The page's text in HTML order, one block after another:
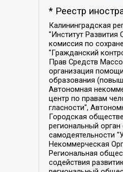
* Реестр
Калининградская региональная общественная организация "Экозащита!-Женсовет", Фонд содействия защите прав и свобод граждан "Общественный вердикт", Фонд "Институт Развития Свободы Информации", Частное учреждение "Информационное агентство МЕМО. РУ", Региональная общественная организация "Общественная комиссия по сохранению наследия академика Сахарова", Фонд поддержки свободы прессы, Санкт-Петербургская общественная правозащитная организация "Гражданский контроль", Межрегиональная общественная организация "Информационно-просветительский центр "Мемориал", Региональный Фонд "Центр Защиты Прав Средств Массовой Информации", с 05.12.2023 Фонд "Центр Защиты Прав Средств массовой информации", Региональная общественная благотворительная организация помощи беженцам и мигрантам "Гражданское содействие", Негосударственное образовательное учреждение дополнительного профессионального образования (повышение квалификации) специалистов "АКАДЕМИЯ ПО ПРАВАМ ЧЕЛОВЕКА", Свердловская региональная общественная организация "Сутяжник", Автономная некоммерческая организация "Центр независимых социологических исследований", Союз общественных объединений "Российский исследовательский центр по